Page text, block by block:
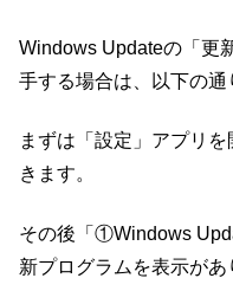
Windows Updateの「更
手する場合は、以下の通
まずは「設定」アプリ
きます。
その後「①Windows
新プログラムを表示が